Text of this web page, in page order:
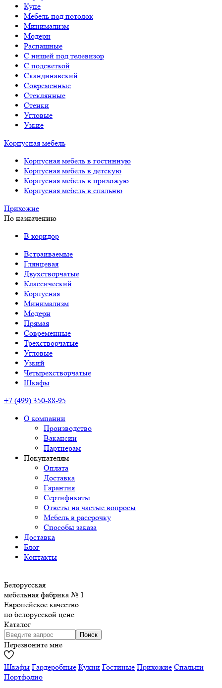
Купе
Мебель под потолок
Минимализм
Модерн
Распашные
С нишей под телевизор
С подсветкой
Скандинавский
Современные
Стеклянные
Стенки
Угловые
Узкие
Корпусная мебель
Корпусная мебель в гостинную
Корпусная мебель в детскую
Корпусная мебель в прихожую
Корпусная мебель в спальню
Прихожие
По назначению
В коридор
Встраиваемые
Глянцевая
Двухстворчатые
Классический
Корпусная
Минимализм
Модерн
Прямая
Современные
Трехстворчатые
Угловые
Узкий
Четырехстворчатые
Шкафы
+7 (499) 350-88-95
О компании
Производство
Вакансии
Партнерам
Покупателям
Оплата
Доставка
Гарантия
Сертификаты
Ответы на частые вопросы
Мебель в рассрочку
Способы заказа
Доставка
Блог
Контакты
Белорусская
мебельная фабрика № 1
Европейское качество
по белорусской цене
Каталог
Перезвоните мне
Шкафы Гардеробные Кухни Гостиные Прихожие Спальни
Портфолио